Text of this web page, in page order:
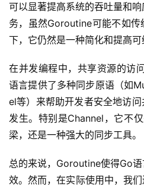
可以显著提高系统的吞吐量和
务，虽然Goroutine可能不如
下，它仍然是一种简化和提高可
在并发编程中，共享资源的访
语言提供了多种同步原语（如
el等）来帮助开发者安全地访
发生。特别是Channel，它不
梁，还是一种强大的同步工具。
总的来说，Goroutine使得Go
效。然而，在实际使用中，我